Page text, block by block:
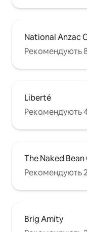
National Anzac
Рекомендують
Liberté
Рекомендують
The Naked
Рекомендують
Brig Amity